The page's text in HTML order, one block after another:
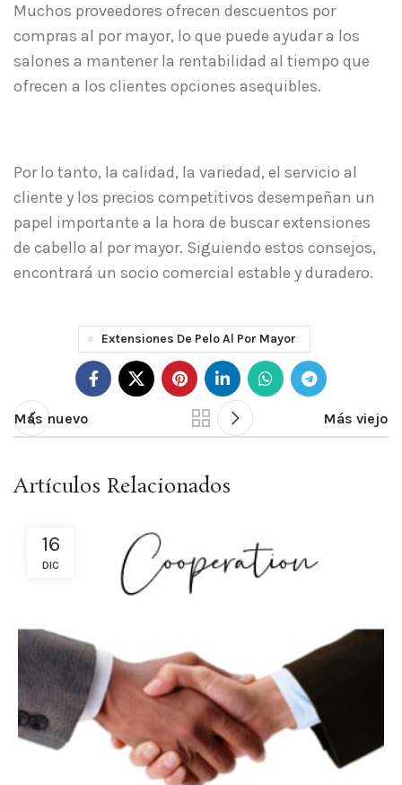
Muchos proveedores ofrecen descuentos por
compras al por mayor, lo que puede ayudar a los
salones a mantener la rentabilidad al tiempo que
ofrecen a los clientes opciones asequibles.
Por lo tanto, la calidad, la variedad, el servicio al
cliente y los precios competitivos desempeñan un
papel importante a la hora de buscar extensiones
de cabello al por mayor. Siguiendo estos consejos,
encontrará un socio comercial estable y duradero.
Extensiones De Pelo Al Por Mayor
Más nuevo Más viejo
Artículos Relacionados
16
DIC